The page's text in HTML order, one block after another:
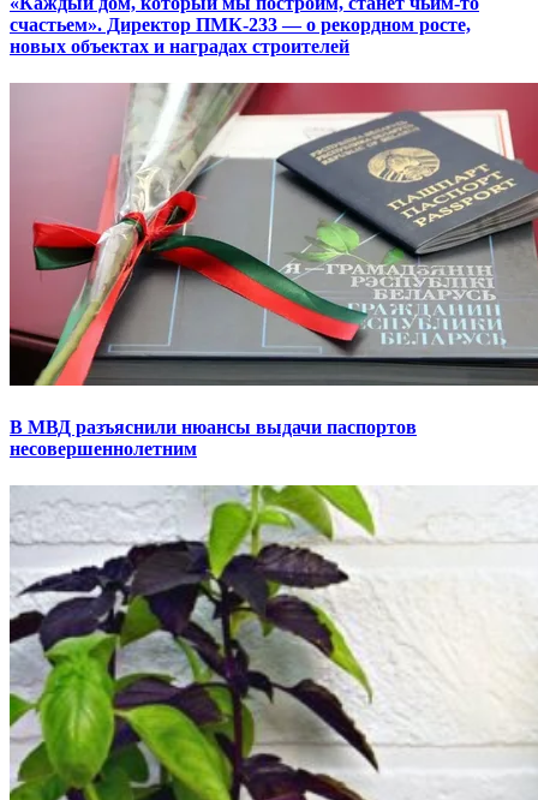
счастьем». Директор ПМК-233 — о рекордном росте,
новых объектах и наградах строителей
В МВД разъяснили нюансы выдачи паспортов
несовершеннолетним